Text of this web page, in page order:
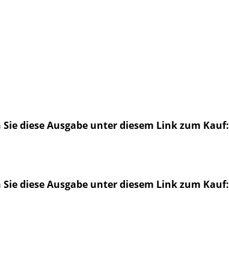
diese Ausgabe unter diesem Link zum Kauf:
diese Ausgabe unter diesem Link zum Kauf: